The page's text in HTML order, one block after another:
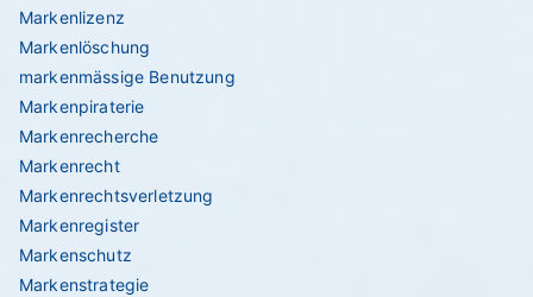
Markenlizenz
Markenlöschung
markenmässige Benutzung
Markenpiraterie
Markenrecherche
Markenrecht
Markenrechtsverletzung
Markenregister
Markenschutz
Markenstrategie